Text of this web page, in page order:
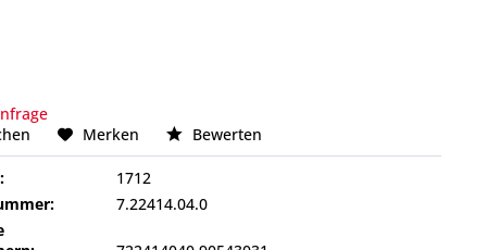
Merken Bewerten
1712
7.22414.04.0